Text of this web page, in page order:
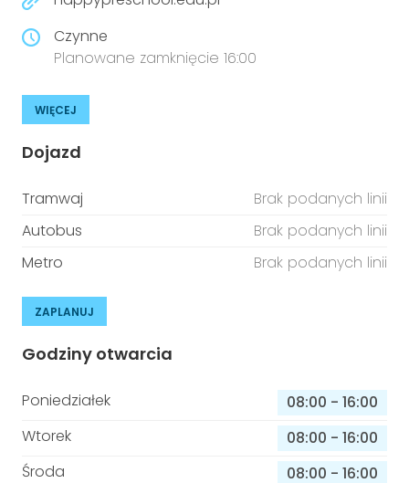
Czynne
Planowane zamknięcie 16:00
WIĘCEJ
Dojazd
Tramwaj
Brak podanych linii
Autobus
Brak podanych linii
Metro
Brak podanych linii
ZAPLANUJ
Godziny otwarcia
Poniedziałek 08:00 - 16:00
Wtorek
08:00 - 16:00
Środa
08:00 - 16:00